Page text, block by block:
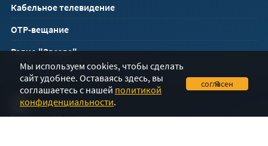
Кабельное телевидение
ОТР-вещание
Радио "Звезда"
Телеканал "Тува 24"
Мы используем cookies, чтобы сделать
сайт удобнее. Оставаясь здесь, вы
соглашаетесь с нашей политикой
конфиденциальности.
Я согласен